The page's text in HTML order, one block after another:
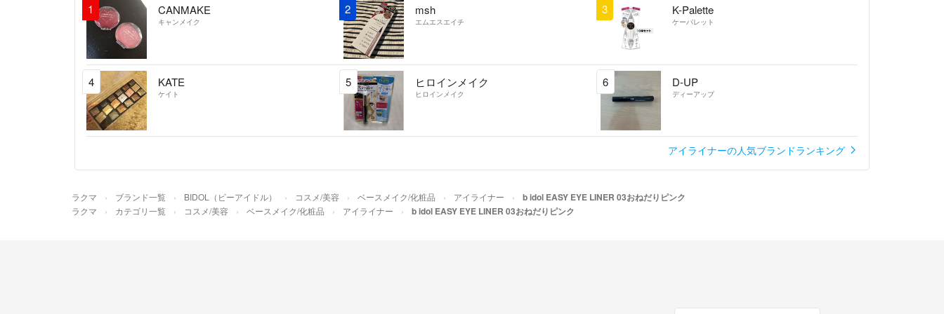
1 CANMAKE
キャンメイク
2 msh
エムエスエイチ
3 K-Palette
ケーパレット
4 KATE
ケイト
5 ヒロインメイク
ヒロインメイク
6 D-UP
ディーアップ
アイライナーの人気ブランドランキング
ラクマ ブランド一覧 BIDOL（ビーアイドル） コスメ/美容 ベースメイク/化粧品 アイライナー b idol EASY EYE LINER 03おねだりピンク
ラクマ カテゴリ一覧 コスメ/美容 ベースメイク/化粧品 アイライナー b idol EASY EYE LINER 03おねだりピンク